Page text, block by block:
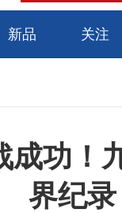
新品 关注
成功！
界纪录